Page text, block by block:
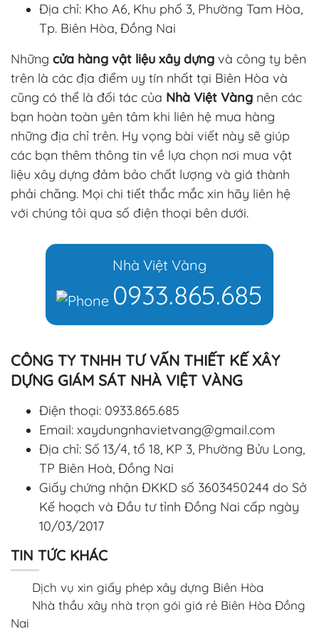
Địa chỉ: Kho A6, Khu phố 3, Phường Tam Hòa,
Tp. Biên Hòa, Đồng Nai
Những cửa hàng vật liệu xây dựng và công ty bên
trên là các địa điểm uy tín nhất tại Biên Hòa và
cũng có thể là đối tác của Nhà Việt Vàng nên các
bạn hoàn toàn yên tâm khi liên hệ mua hàng
những địa chỉ trên. Hy vọng bài viết này sẽ giúp
các bạn thêm thông tin về lựa chọn nơi mua vật
liệu xây dựng đảm bảo chất lượng và giá thành
phải chăng. Mọi chi tiết thắc mắc xin hãy liên hệ
với chúng tôi qua số điện thoại bên dưới.
Nhà Việt Vàng
0933.865.685
CÔNG TY TNHH TƯ VẤN THIẾT KẾ XÂY
DỰNG GIÁM SÁT NHÀ VIỆT VÀNG
Điện thoại: 0933.865.685
Email: xaydungnhavietvang@gmail.com
Địa chỉ: Số 13/4, tổ 18, KP 3, Phường Bửu Long,
TP Biên Hoà, Đồng Nai
Giấy chứng nhận ĐKKD số 3603450244 do Sở
Kế hoạch và Đầu tư tỉnh Đồng Nai cấp ngày
10/03/2017
TIN TỨC KHÁC
Dịch vụ xin giấy phép xây dựng Biên Hòa
Nhà thầu xây nhà trọn gói giá rẻ Biên Hòa Đồng
Nai